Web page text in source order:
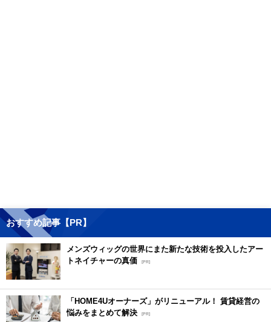
おすすめ記事【PR】
メンズウィッグの世界にまた新たな技術を投入したアー
トネイチャーの真価 [PR]
「HOME4Uオーナーズ」がリニューアル！ 賃貸経営の
悩みをまとめて解決 [PR]